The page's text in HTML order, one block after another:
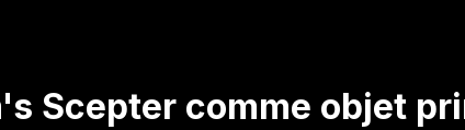
Scepter comme objet